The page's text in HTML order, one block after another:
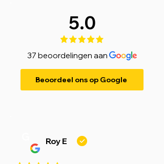
5.0
37 beoordelingen aan
Beoordeel ons op Google
Roy E